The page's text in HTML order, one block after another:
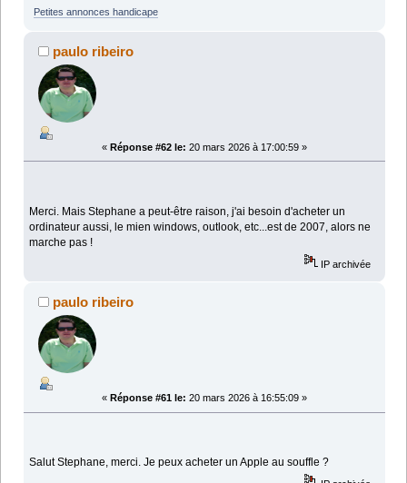
Petites annonces handicape
paulo ribeiro
« Réponse #62 le: 20 mars 2026 à 17:00:59 »
Merci. Mais Stephane a peut-être raison, j'ai besoin d'acheter un
ordinateur aussi, le mien windows, outlook, etc...est de 2007, alors ne
marche pas !
IP archivée
paulo ribeiro
« Réponse #61 le: 20 mars 2026 à 16:55:09 »
Salut Stephane, merci. Je peux acheter un Apple au souffle ?